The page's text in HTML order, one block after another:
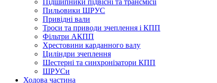
Підшипники підвісні та трансмісії
Пильовики ШРУС
Привідні вали
Троси та приводи зчеплення і КПП
Фільтри АКПП
Хрестовини карданного валу
Циліндри зчеплення
Шестерні та синхронізатори КПП
ШРУСи
Ходова частина